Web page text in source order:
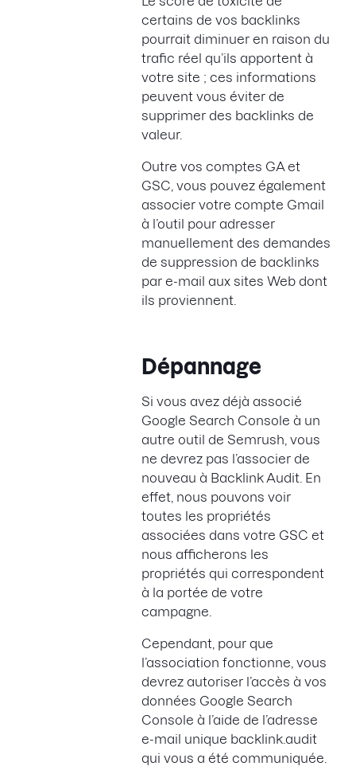
certains de vos backlinks
pourrait diminuer en raison du
trafic réel qu’ils apportent à
votre site ; ces informations
peuvent vous éviter de
supprimer des backlinks de
valeur.
Outre vos comptes GA et
GSC, vous pouvez également
associer votre compte Gmail
à l’outil pour adresser
manuellement des demandes
de suppression de backlinks
par e-mail aux sites Web dont
ils proviennent.
Dépannage
Si vous avez déjà associé
Google Search Console à un
autre outil de Semrush, vous
ne devrez pas l’associer de
nouveau à Backlink Audit. En
effet, nous pouvons voir
toutes les propriétés
associées dans votre GSC et
nous afficherons les
propriétés qui correspondent
à la portée de votre
campagne.
Cependant, pour que
l’association fonctionne, vous
devrez autoriser l’accès à vos
données Google Search
Console à l’aide de l’adresse
e-mail unique backlink.audit
qui vous a été communiquée.